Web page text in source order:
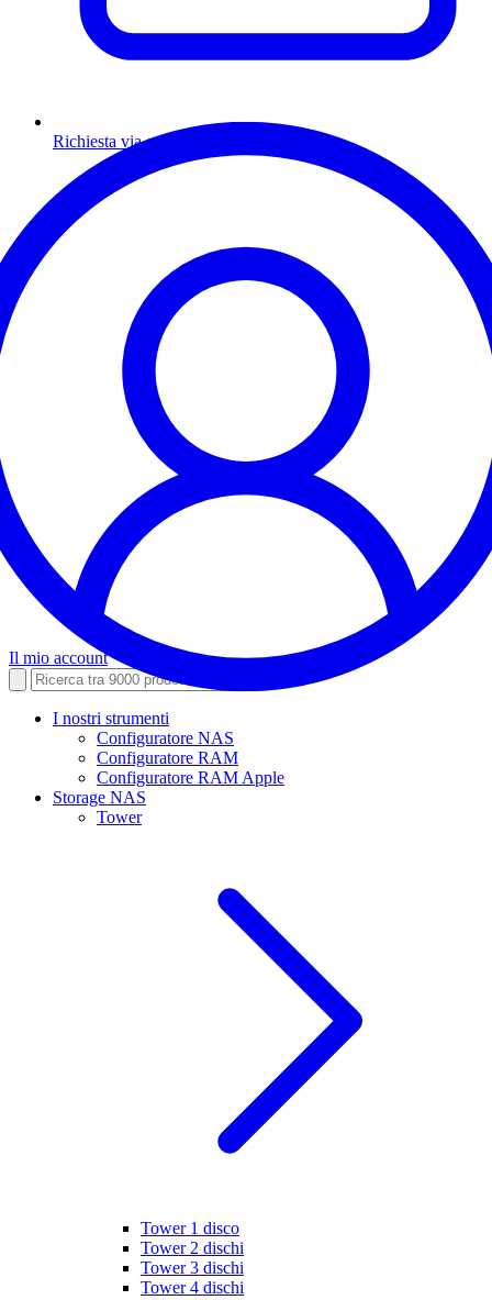
Richiesta via email
Il mio account
I nostri strumenti
Configuratore NAS
Configuratore RAM
Configuratore RAM Apple
Storage NAS
Tower
Tower 1 disco
Tower 2 dischi
Tower 3 dischi
Tower 4 dischi